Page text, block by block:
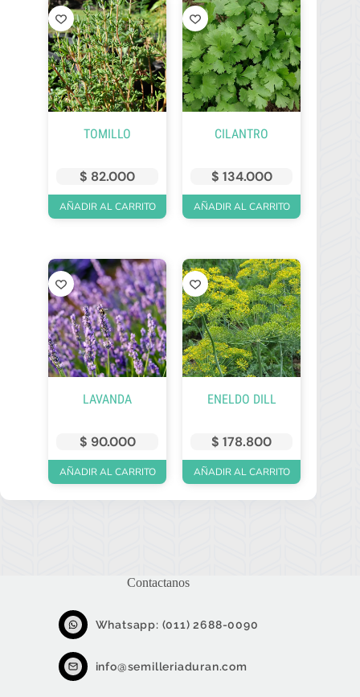
TOMILLO
$ 82.000
AÑADIR AL CARRITO
CILANTRO
$ 134.000
AÑADIR AL CARRITO
LAVANDA
$ 90.000
AÑADIR AL CARRITO
ENELDO DILL
$ 178.800
AÑADIR AL CARRITO
Contactanos
Whatsapp: (011) 2688-0090
info@semilleriaduran.com